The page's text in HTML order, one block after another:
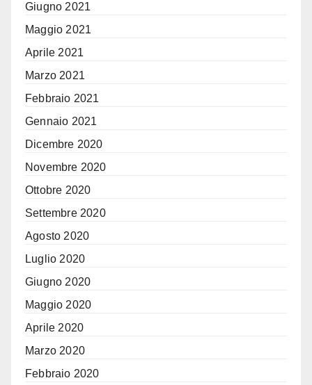
Giugno 2021
Maggio 2021
Aprile 2021
Marzo 2021
Febbraio 2021
Gennaio 2021
Dicembre 2020
Novembre 2020
Ottobre 2020
Settembre 2020
Agosto 2020
Luglio 2020
Giugno 2020
Maggio 2020
Aprile 2020
Marzo 2020
Febbraio 2020